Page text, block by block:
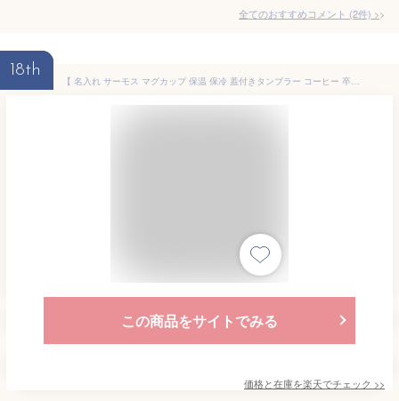
全てのおすすめコメント (2件) >
18th
【 名入れ サーモス マグカップ 保温 保冷 蓋付きタンブラー コーヒー 卒業記念品 卒業祝い クリスマス】サーモス ミニステンレスマグカップ［フタ付き］280ml【 プレゼント 実用的 ギフト thermos 名前入り 真空断熱 記念日 誕生日 還暦祝い 退職祝い 】
この商品をサイトでみる
価格と在庫を楽天でチェック >>